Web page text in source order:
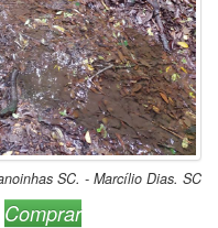
SC. - Marcílio Dias. SC
Comprar